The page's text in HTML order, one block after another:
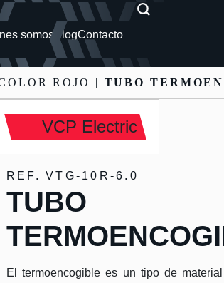
somos BlogContacto
ROJO | TUBO
VCP Electric
REF. VTG-10R-6.0
TUBO
El termoencogible es un tipo de